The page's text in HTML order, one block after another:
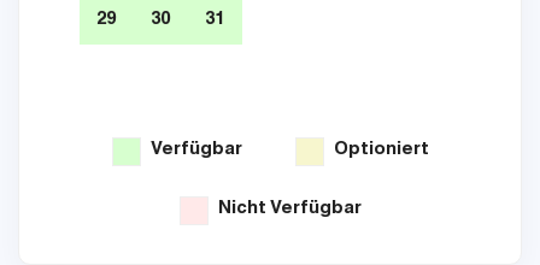
29 30 31
Verfügbar Optioniert
Nicht Verfügbar